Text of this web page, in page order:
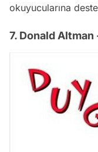
okuyucularına
7. Donald